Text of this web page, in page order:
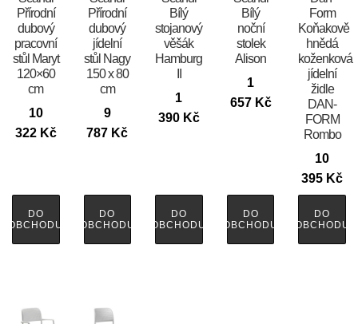
Přírodní
dubový
pracovní
stůl Maryt
120×60
cm
10
322 Kč
DO
OBCHODU
Přírodní
dubový
jídelní
stůl Nagy
150 x 80
cm
9
787 Kč
DO
OBCHODU
Bílý
stojanový
věšák
Hamburg
1
390 Kč
DO
OBCHODU
Bílý
noční
stolek
Alison
1
657 Kč
DO
OBCHODU
Form
Koňakově
hnědá
koženková
jídelní
židle
DAN-
FORM
Rombo
10
395 Kč
DO
OBCHODU